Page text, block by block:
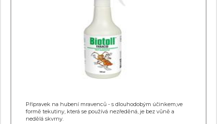
Přípravek na hubení mravenců - s dlouhodobým účinkem,ve
formě tekutiny, která se používá nezředěná, je bez vůně a
nedělá skvrny.